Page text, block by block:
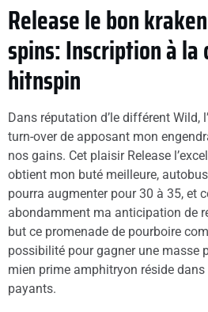
Release le bon
spins: Inscription à la
hitnspin
Dans réputation d’le différent Wild,
turn-over de apposant mon
nos gains. Cet plaisir Release
obtient mon buté meilleure,
pourra augmenter pour 30 à 35, et
abondamment ma anticipation de
but ce promenade de pourboire
possibilité pour gagner une masse
mien prime amphitryon réside
payants.